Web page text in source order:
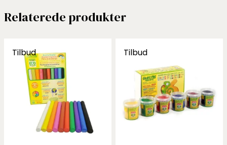
Relaterede produkter
Tilbud Tilbud